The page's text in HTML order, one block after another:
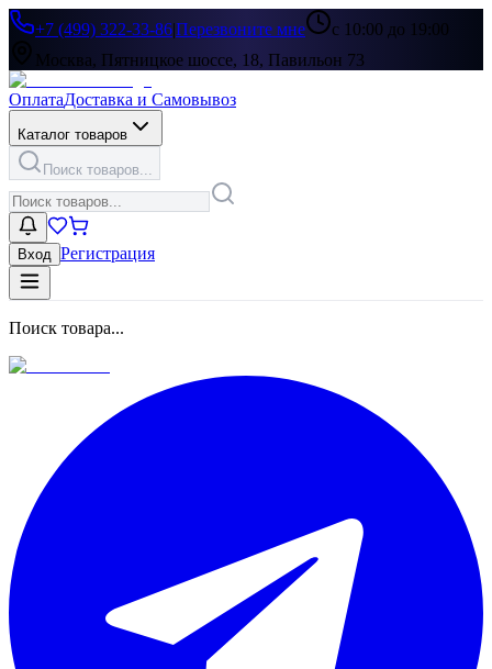
+7 (499) 322-33-86|Перезвоните мне
с 10:00 до 19:00
Москва, Пятницкое шоссе, 18, Павильон 73
ОплатаДоставка и Самовывоз
Каталог товаров
Поиск товаров...
Вход Регистрация
Поиск товара...